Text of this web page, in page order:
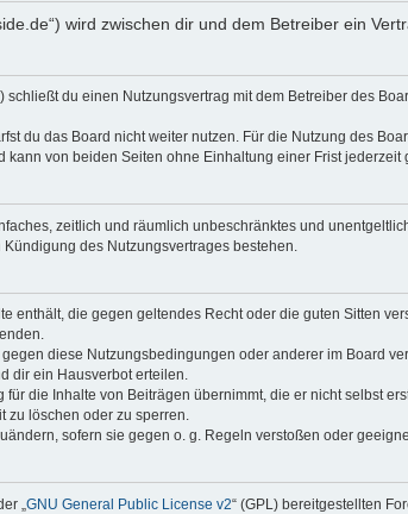
wird zwischen dir und dem Betreiber ein
schließt du einen Nutzungsvertrag mit dem Betreiber des
du das Board nicht weiter nutzen. Für die Nutzung des
kann von beiden Seiten ohne Einhaltung einer Frist jederzeit
zeitlich und räumlich unbeschränktes und
des Nutzungsvertrages bestehen.
enthält, die gegen geltendes Recht oder die guten Sitten
diese Nutzungsbedingungen oder anderer im Board
dir ein Hausverbot erteilen.
die Inhalte von Beiträgen übernimmt, die er nicht selbst
zu löschen oder zu sperren.
sofern sie gegen o. g. Regeln verstoßen oder
„ GNU General Public License v2“ (GPL) bereitgestellten